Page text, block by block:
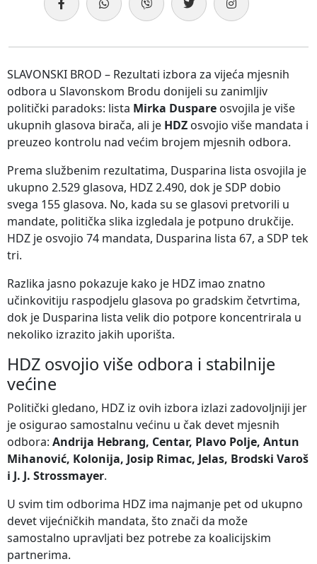
SLAVONSKI BROD – Rezultati izbora za vijeća mjesnih
odbora u Slavonskom Brodu donijeli su zanimljiv
politički paradoks: lista Mirka Duspare osvojila je više
ukupnih glasova birača, ali je HDZ osvojio više mandata i
preuzeo kontrolu nad većim brojem mjesnih odbora.
Prema službenim rezultatima, Dusparina lista osvojila je
ukupno 2.529 glasova, HDZ 2.490, dok je SDP dobio
svega 155 glasova. No, kada su se glasovi pretvorili u
mandate, politička slika izgledala je potpuno drukčije.
HDZ je osvojio 74 mandata, Dusparina lista 67, a SDP tek
tri.
Razlika jasno pokazuje kako je HDZ imao znatno
učinkovitiju raspodjelu glasova po gradskim četvrtima,
dok je Dusparina lista velik dio potpore koncentrirala u
nekoliko izrazito jakih uporišta.
HDZ osvojio više odbora i stabilnije
većine
Politički gledano, HDZ iz ovih izbora izlazi zadovoljniji jer
je osigurao samostalnu većinu u čak devet mjesnih
odbora: Andrija Hebrang, Centar, Plavo Polje, Antun
Mihanović, Kolonija, Josip Rimac, Jelas, Brodski Varoš
i J. J. Strossmayer.
U svim tim odborima HDZ ima najmanje pet od ukupno
devet vijećničkih mandata, što znači da može
samostalno upravljati bez potrebe za koalicijskim
partnerima.